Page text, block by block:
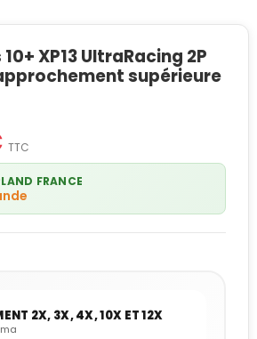
XP13 UltraRacing 2P
supérieure
TTC
FRANCE
2X, 3X, 4X, 10X ET 12X